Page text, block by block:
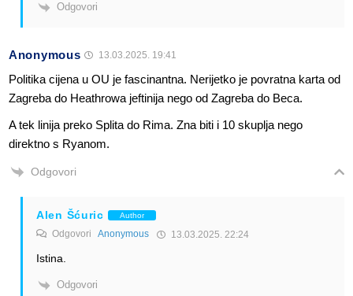
Odgovori
Anonymous 13.03.2025. 19:41
Politika cijena u OU je fascinantna. Nerijetko je povratna karta od
Zagreba do Heathrowa jeftinija nego od Zagreba do Beca.
A tek linija preko Splita do Rima. Zna biti i 10 skuplja nego
direktno s Ryanom.
Odgovori
Alen Šćuric Author
Odgovori Anonymous 13.03.2025. 22:24
Istina.
Odgovori